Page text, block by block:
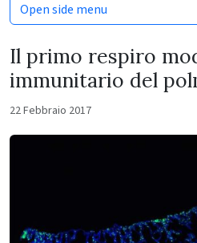
Il primo respiro
immunitario del
22 Febbraio 2017
Open side menu